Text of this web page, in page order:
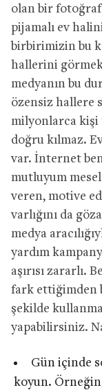
olan bir
pijamalı ev
birbirimizin bu
hallerini
medyanın bu
özensiz hallere
milyonlarca kişi
doğru kılmaz.
var. İnternet
mutluyum
veren, motive
varlığını da
medya
yardım
aşırısı zararlı.
fark ettiğimden
şekilde
yapabilirsiniz.
Gün içinde
koyun. Örneğin